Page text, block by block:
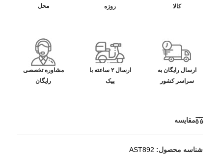
کالا
روزه
محل
ارسال رایگان به
سراسر کشور
ارسال ۲ ساعته با
پیک
مشاوره تخصصی
رایگان
مقایسه
شناسه محصول: AST892